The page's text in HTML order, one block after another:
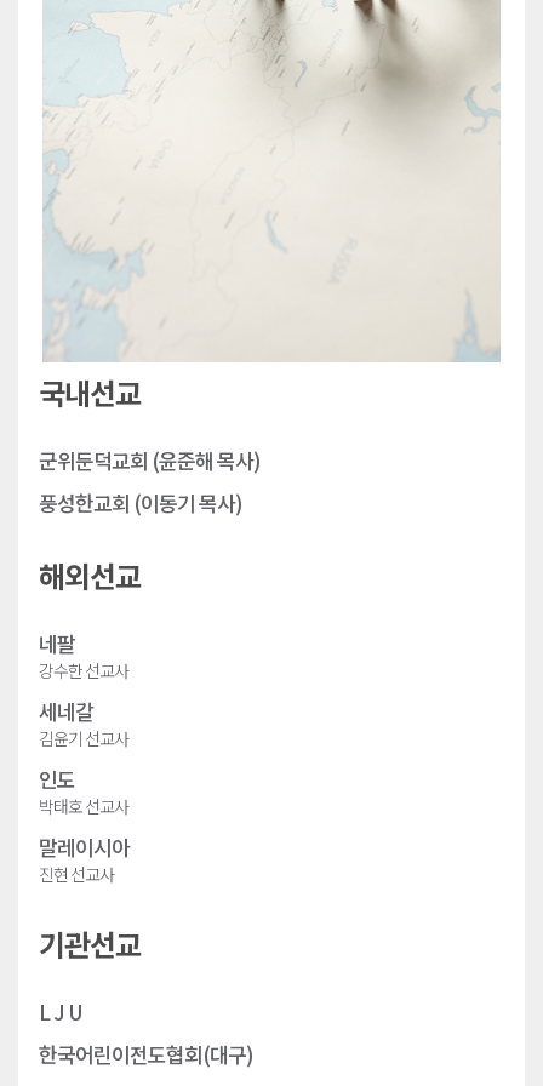
국내선교
군위둔덕교회 (윤준해 목사)
풍성한교회 (이동기 목사)
해외선교
네팔
강수한 선교사
세네갈
김윤기 선교사
인도
박태호 선교사
말레이시아
진현 선교사
기관선교
L J U
한국어린이전도협회(대구)